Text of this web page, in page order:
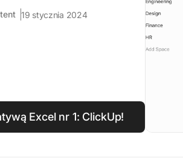
19 stycznia 2024
Excel nr 1: ClickUp!